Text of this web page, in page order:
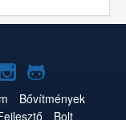
Joomla!
az
Joomla!
a
Bővítmények
Bolt